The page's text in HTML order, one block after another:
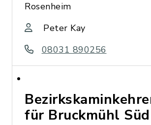
Rosenheim
Peter Kay
08031 890256
für Bruckmühl Süd